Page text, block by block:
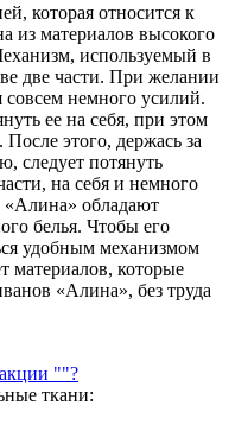
которая относится к
из материалов высокого
используемый в
две части. При желании
совсем немного усилий.
ее на себя, при этом
этого, держась за
следует потянуть
на себя и немного
«Алина» обладают
белья. Чтобы его
удобным механизмом
материалов, которые
«Алина», без труда
""?
ткани: